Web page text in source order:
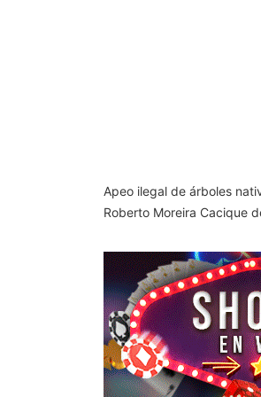
Apeo ilegal de árboles
Roberto Moreira Cacique